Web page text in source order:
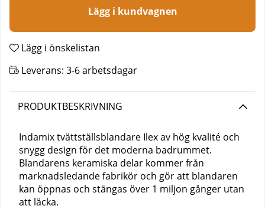
Lägg i kundvagnen
Lägg i önskelistan
Leverans: 3-6 arbetsdagar
PRODUKTBESKRIVNING
Indamix tvättställsblandare Ilex av hög kvalité och
snygg design för det moderna badrummet.
Blandarens keramiska delar kommer från
marknadsledande fabrikör och gör att blandaren
kan öppnas och stängas över 1 miljon gånger utan
att läcka.